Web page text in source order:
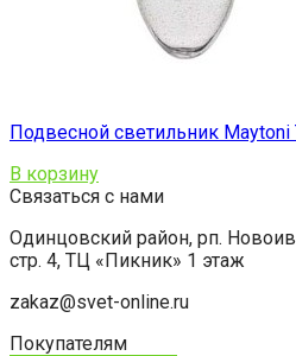
Подвесной светильник
В корзину
Связаться с нами
Одинцовский район, рп.
стр. 4, ТЦ «Пикник» 1 этаж
zakaz@svet-online.ru
Покупателям